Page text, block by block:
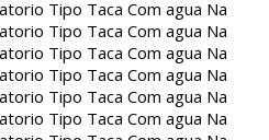
Tipo Taca Com agua Na
Tipo Taca Com agua Na
Tipo Taca Com agua Na
Tipo Taca Com agua Na
Tipo Taca Com agua Na
Tipo Taca Com agua Na